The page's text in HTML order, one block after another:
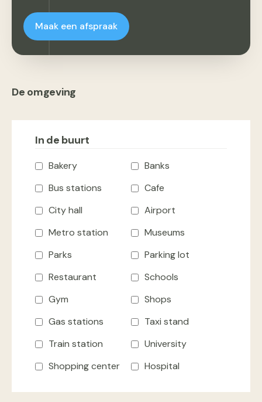
Maak een afspraak
De omgeving
In de buurt
Bakery
Banks
Bus stations
Cafe
City hall
Airport
Metro station
Museums
Parks
Parking lot
Restaurant
Schools
Gym
Shops
Gas stations
Taxi stand
Train station
University
Shopping center
Hospital